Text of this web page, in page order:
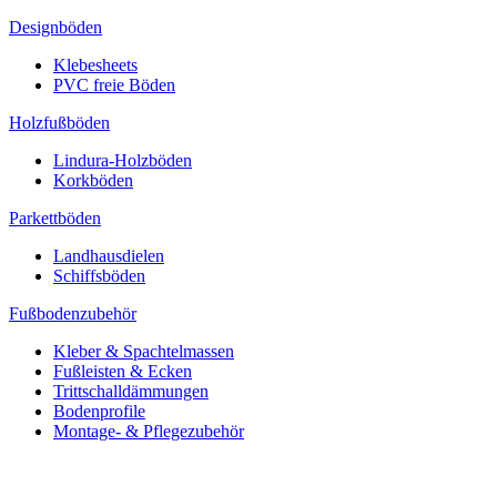
Designböden
Klebesheets
PVC freie Böden
Holzfußböden
Lindura-Holzböden
Korkböden
Parkettböden
Landhausdielen
Schiffsböden
Fußbodenzubehör
Kleber & Spachtelmassen
Fußleisten & Ecken
Trittschalldämmungen
Bodenprofile
Montage- & Pflegezubehör